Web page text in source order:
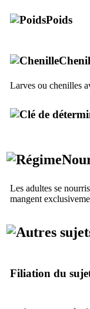
Poids
Larves ou chenilles
Les adultes se
mangent
Filiation du